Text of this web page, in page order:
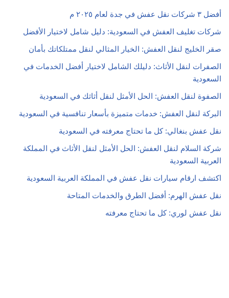
أفضل ٣ شركات نقل عفش في جدة لعام ٢٠٢٥ م
شركات تغليف العفش في السعودية: دليل شامل لاختيار الأفضل
صقر الخليج لنقل العفش: الخيار المثالي لنقل ممتلكاتك بأمان
الصفرات لنقل الأثاث: دليلك الشامل لاختيار أفضل الخدمات في
السعودية
الصفوة لنقل العفش: الحل الأمثل لنقل أثاثك في السعودية
البركة لنقل العفش: خدمات متميزة بأسعار تنافسية في السعودية
نقل عفش بنغالي: كل ما تحتاج معرفته في السعودية
شركة السلام لنقل العفش: الحل الأمثل لنقل الأثاث في المملكة
العربية السعودية
اكتشف ارقام سيارات نقل عفش في المملكة العربية السعودية
نقل عفش الهرم: أفضل الطرق والخدمات المتاحة
نقل عفش لوري: كل ما تحتاج معرفته